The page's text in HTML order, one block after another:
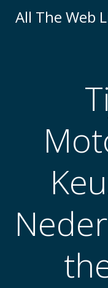
All The Web